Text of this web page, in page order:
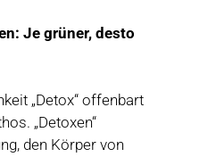
Je grüner, desto
„Detox“ offenbart
„Detoxen“
den Körper von